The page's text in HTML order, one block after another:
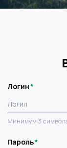
Логин
Минимум 3
Пароль